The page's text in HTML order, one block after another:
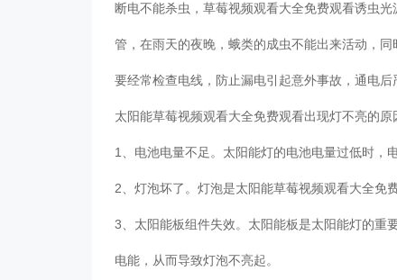
断电不能杀虫，草莓视频观看大全免费观看诱虫
管，在雨天的夜晚，蛾类的成虫不能出来活动，
要经常检查电线，防止漏电引起意外事故，通电
太阳能草莓视频观看大全免费观看出现灯不亮的原
1、电池电量不足。太阳能灯的电池电量过低时，
2、灯泡坏了。灯泡是太阳能草莓视频观看大全免
3、太阳能板组件失效。太阳能板是太阳能灯的重
电能，从而导致灯泡不亮起。